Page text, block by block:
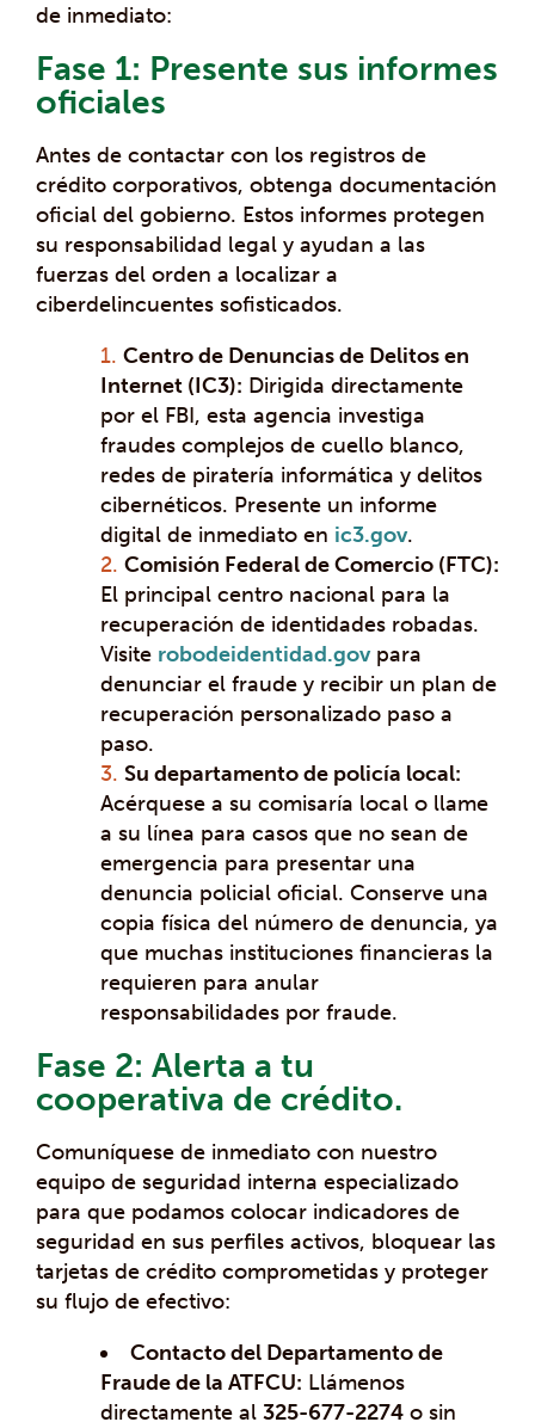
de inmediato:
Fase 1: Presente sus informes
oficiales
Antes de contactar con los registros de
crédito corporativos, obtenga documentación
oficial del gobierno. Estos informes protegen
su responsabilidad legal y ayudan a las
fuerzas del orden a localizar a
ciberdelincuentes sofisticados.
Centro de Denuncias de Delitos en
Internet (IC3): Dirigida directamente
por el FBI, esta agencia investiga
fraudes complejos de cuello blanco,
redes de piratería informática y delitos
cibernéticos. Presente un informe
digital de inmediato en ic3.gov.
Comisión Federal de Comercio (FTC):
El principal centro nacional para la
recuperación de identidades robadas.
Visite robodeidentidad.govpara
denunciar el fraude y recibir un plan de
recuperación personalizado paso a
paso.
Su departamento de policía local:
Acérquese a su comisaría local o llame
a su línea para casos que no sean de
emergencia para presentar una
denuncia policial oficial. Conserve una
copia física del número de denuncia, ya
que muchas instituciones financieras la
requieren para anular
responsabilidades por fraude.
Fase 2: Alerta a tu
cooperativa de crédito.
Comuníquese de inmediato con nuestro
equipo de seguridad interna especializado
para que podamos colocar indicadores de
seguridad en sus perfiles activos, bloquear las
tarjetas de crédito comprometidas y proteger
su flujo de efectivo:
Contacto del Departamento de
Fraude de la ATFCU: Llámenos
directamente al 325-677-2274 o sin